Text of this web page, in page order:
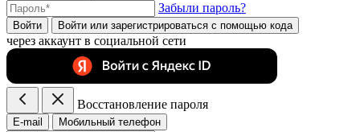
Забыли пароль?
Войти Войти или зарегистрироватьcя с помощью кода
через аккаунт в социальной сети
Восстановление пароля
E-mail Мобильный телефон